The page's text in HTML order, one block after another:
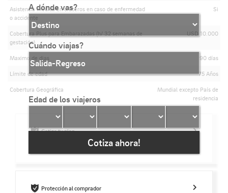
Asistencia médica en cruceros en caso de enfermedad
o accidente
Si
Cobertura Plus para Embarazadas (h/ 32 semanas de
gestación)
USD 10.000
Maximo de dias 90 días
Límite de edad 75 Años
Cobertura Geográfica
Mundial excepto País de
residencia
Cotiza tu plan
A dónde vas?
Cuándo viajas?
Edad de los viajeros
Cotiza ahora!
Protección al comprador